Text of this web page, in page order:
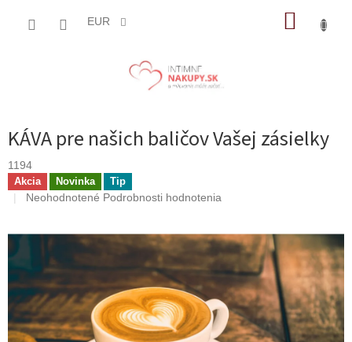
EUR
KÁVA pre našich baličov Vašej zásielky
1194
Akcia Novinka Tip
Priemerné
z
5
hviezdičiek.
Neohodnotené Podrobnosti hodnotenia